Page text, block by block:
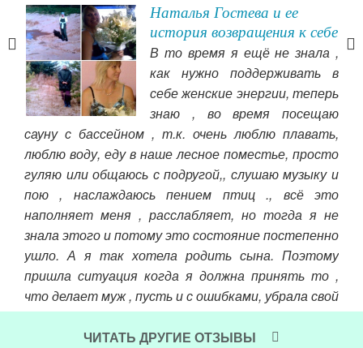
С
Наталья Гостева и ее
история возвращения к себе
В то время я ещё не знала ,
как нужно поддерживать в
себе женские энергии, теперь
знаю , во время посещаю
сауну с бассейном , т.к. очень люблю плавать,
люблю воду, еду в наше лесное поместье, просто
гуляю или общаюсь с подругой,, слушаю музыку и
пою , наслаждаюсь пением птиц ., всё это
наполняет меня , расслабляет, но тогда я не
знала этого и потому это состояние постепенно
ушло. А я так хотела родить сына. Поэтому
пришла ситуация когда я должна принять то ,
что делает муж , пусть и с ошибками, убрала свой
контроль, позволила мужу ошибаться ,
доверилась и у меня хорошо получилось , он
ЧИТАТЬ ДРУГИЕ ОТЗЫВЫ